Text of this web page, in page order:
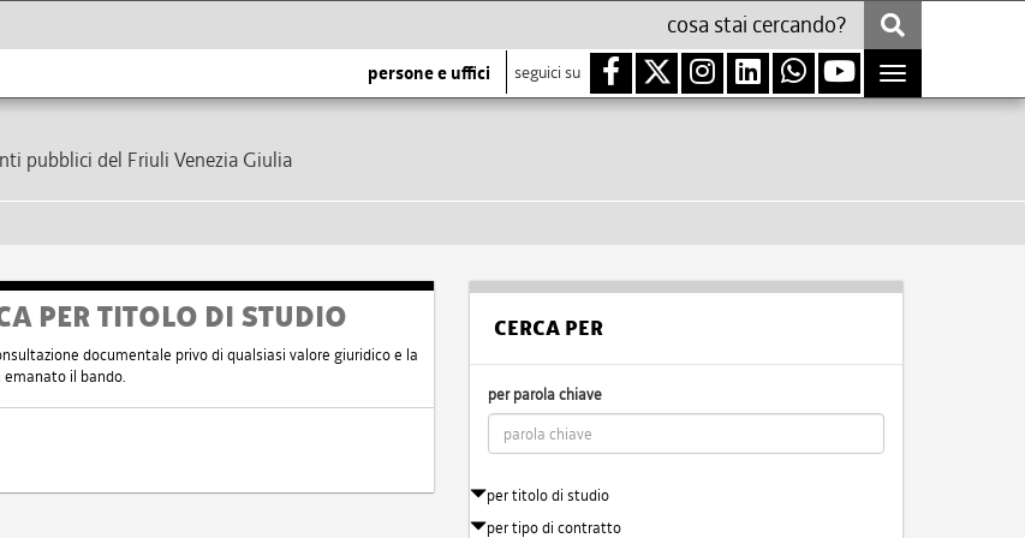
persone e uffici seguici su
Toggle
navigation
pubblici del Friuli Venezia Giulia
PER TITOLO DI STUDIO
documentale privo di qualsiasi valore giuridico e la
il bando.
CERCA PER
per parola chiave
per titolo di studio
per tipo di contratto